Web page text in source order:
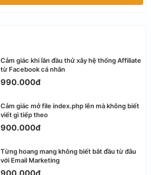
Cảm giác khi lần đầu thử xây hệ thống Affiliate
từ Facebook cá nhân
990.000đ
Cảm giác mở file index.php lên mà không biết
viết gì tiếp theo
900.000đ
Từng hoang mang không biết bắt đầu từ đâu
với Email Marketing
900.000đ